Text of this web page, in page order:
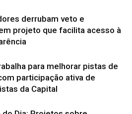
derrubam veto e
projeto que facilita acesso à
para melhorar pistas de
participação ativa de
da Capital